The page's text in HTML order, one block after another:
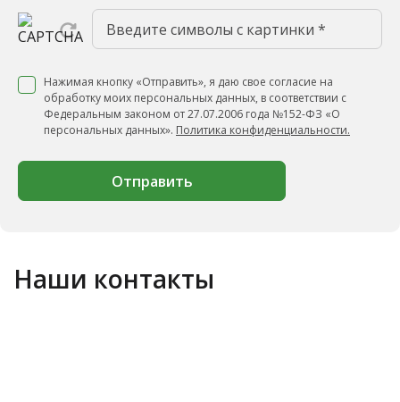
Нажимая кнопку «Отправить», я даю свое согласие на
обработку моих персональных данных, в соответствии с
Федеральным законом от 27.07.2006 года №152-ФЗ «О
персональных данных». Политика конфиденциальности.
Отправить
Наши контакты